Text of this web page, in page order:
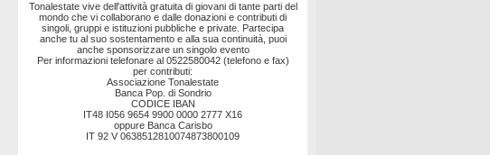
Tonalestate vive dell'attività gratuita di giovani di tante parti del
mondo che vi collaborano e dalle donazioni e contributi di
singoli, gruppi e istituzioni pubbliche e private. Partecipa
anche tu al suo sostentamento e alla sua continuità, puoi
anche sponsorizzare un singolo evento
Per informazioni telefonare al 0522580042 (telefono e fax)
per contributi:
Associazione Tonalestate
Banca Pop. di Sondrio
CODICE IBAN
IT48 I056 9654 9900 0000 2777 X16
oppure Banca Carisbo
IT 92 V 0638512810074873800109